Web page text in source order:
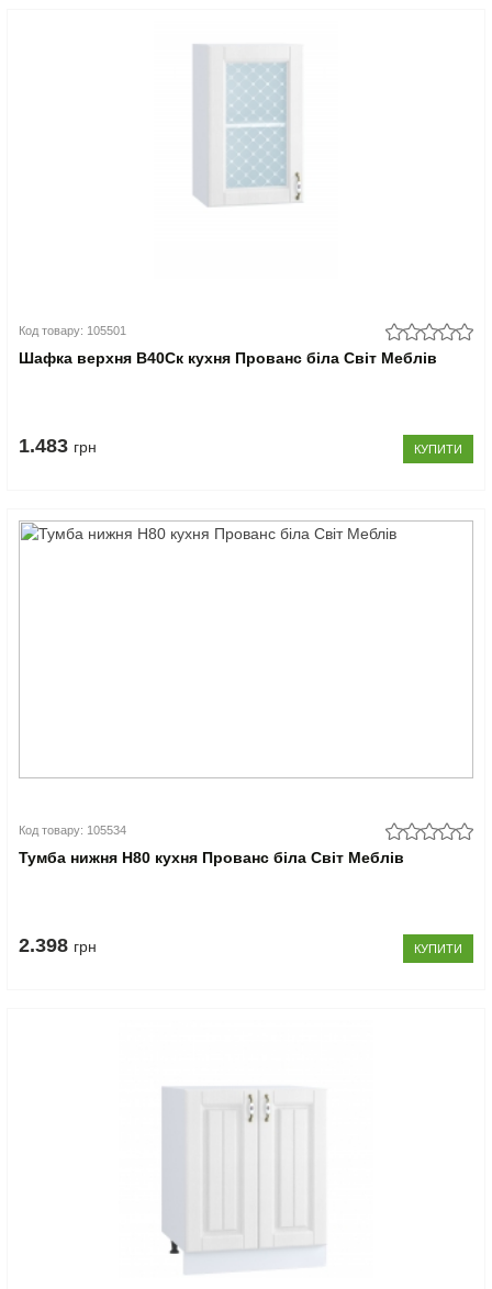
Код товару: 105501
Шафка верхня В40Ск кухня Прованс біла Світ Меблів
1.483 грн КУПИТИ
Код товару: 105534
Тумба нижня Н80 кухня Прованс біла Світ Меблів
2.398 грн КУПИТИ